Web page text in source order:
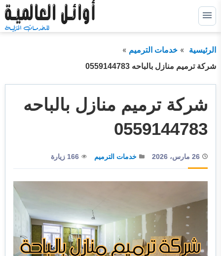
التجاوز
إلى القائمة
عن:
خدمات عزل خزاناتتوسيع
القائمة
خدمات عزل اسطح
توسيع
القائمة
الفرعية
خدمات التنظيف
خدمات مكافحة الحشرات
خدمات نقل اثاث
الرئيسية
خدمات الترميم
شركة ترميم منازل بالباحه 0559144783
شركة ترميم منازل بالباحه
0559144783
26 مارس، 2026 خدمات الترميم 166 زيارة